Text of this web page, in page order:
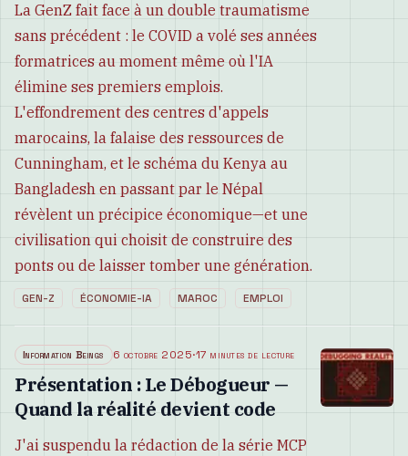
La GenZ fait face à un double traumatisme
sans précédent : le COVID a volé ses années
formatrices au moment même où l'IA
élimine ses premiers emplois.
L'effondrement des centres d'appels
marocains, la falaise des ressources de
Cunningham, et le schéma du Kenya au
Bangladesh en passant par le Népal
révèlent un précipice économique—et une
civilisation qui choisit de construire des
ponts ou de laisser tomber une génération.
GEN-Z ÉCONOMIE-IA MAROC EMPLOI
Information Beings 6 octobre 2025·17 minutes de lecture
Présentation : Le Débogueur —
Quand la réalité devient code
J'ai suspendu la rédaction de la série MCP